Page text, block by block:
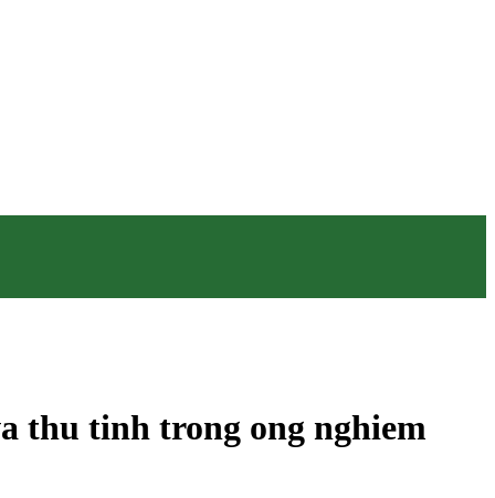
thu tinh trong ong nghiem